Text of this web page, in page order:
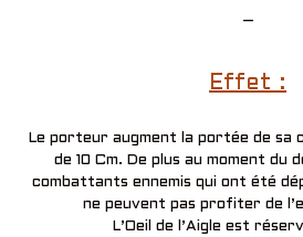
–
Effet :
Le porteur augment la portée de sa
de 10 Cm. De plus au moment du
combattants ennemis qui ont été
ne peuvent pas profiter de
L’Oeil de l’Aigle est